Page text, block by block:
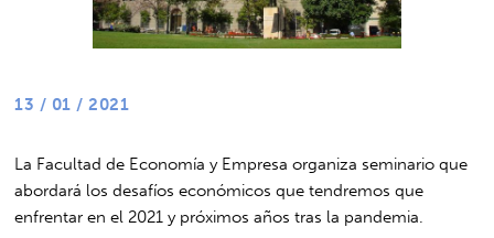
13 / 01 / 2021
La Facultad de Economía y Empresa organiza seminario que
abordará los desafíos económicos que tendremos que
enfrentar en el 2021 y próximos años tras la pandemia.